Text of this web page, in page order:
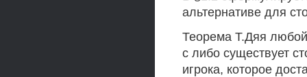
альтернативе для
Теорема Т.Дяя
с либо существует
игрока, которое